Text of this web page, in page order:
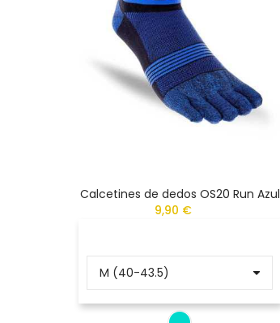
Calcetines de dedos OS20 Run Azul
9,90 €